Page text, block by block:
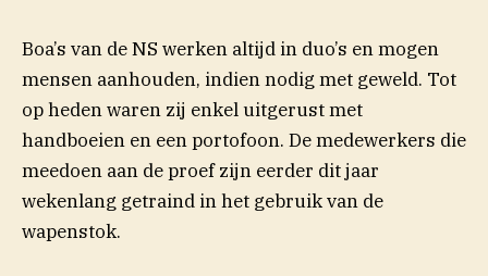
Boa’s van de NS werken altijd in duo’s en mogen
mensen aanhouden, indien nodig met geweld. Tot
op heden waren zij enkel uitgerust met
handboeien en een portofoon. De medewerkers die
meedoen aan de proef zijn eerder dit jaar
wekenlang getraind in het gebruik van de
wapenstok.